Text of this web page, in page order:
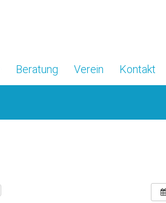
Beratung Verein Kontakt